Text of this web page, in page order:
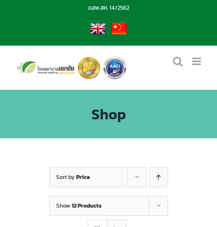
ฆสพ.สค. 14/2562
EN CN
Shop
Sort byPrice
Show12 Products